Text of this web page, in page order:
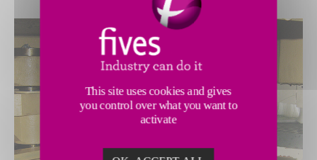
This site uses cookies and gives
you control over what you want to
activate